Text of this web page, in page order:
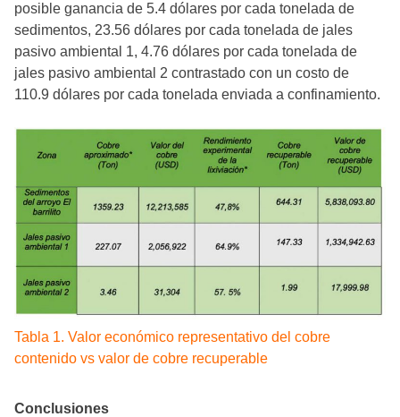
posible ganancia de 5.4 dólares por cada tonelada de
sedimentos, 23.56 dólares por cada tonelada de jales
pasivo ambiental 1, 4.76 dólares por cada tonelada de
jales pasivo ambiental 2 contrastado con un costo de
110.9 dólares por cada tonelada enviada a confinamiento.
Tabla 1. Valor económico representativo del cobre
contenido vs valor de cobre recuperable
Conclusiones